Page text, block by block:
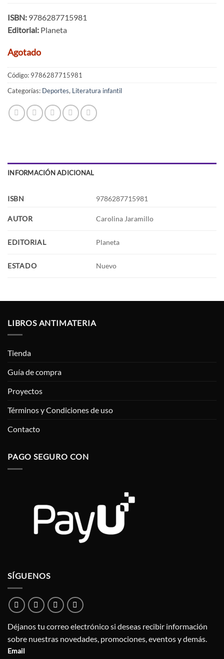
ISBN: 9786287715981
Editorial: Planeta
Agotado
Código: 9786287715981
Categorías: Deportes, Literatura infantil
INFORMACIÓN ADICIONAL
ISBN 9786287715981
AUTOR Carolina Jaramillo
EDITORIAL Planeta
ESTADO Nuevo
LIBROS ANTIMATERIA
Tienda
Guía de compra
Proyectos
Términos y Condiciones de uso
Contacto
PAGO SEGURO CON
SÍGUENOS
Déjanos tu correo electrónico si deseas recibir información
sobre nuestras novedades, promociones, eventos y demás.
Email